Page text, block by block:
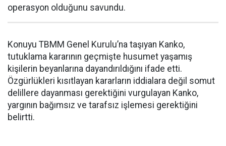
operasyon olduğunu savundu.
Konuyu TBMM Genel Kurulu’na taşıyan Kanko,
tutuklama kararının geçmişte husumet yaşamış
kişilerin beyanlarına dayandırıldığını ifade etti.
Özgürlükleri kısıtlayan kararların iddialara değil somut
delillere dayanması gerektiğini vurgulayan Kanko,
yargının bağımsız ve tarafsız işlemesi gerektiğini
belirtti.